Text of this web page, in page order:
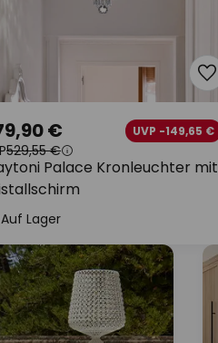
Palace Kronleuchter mit
€ UVP -149,65 €
529,55 €
Auf Lager